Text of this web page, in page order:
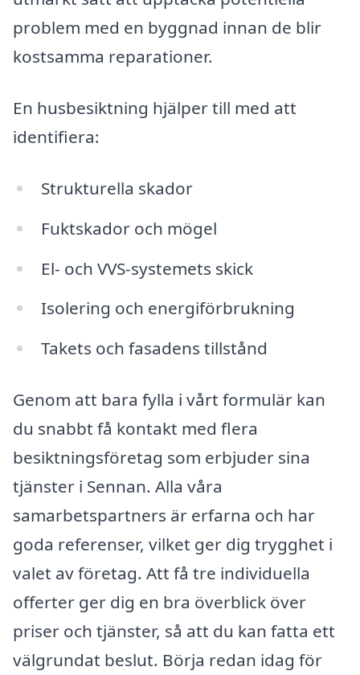
problem med en byggnad innan de blir
kostsamma reparationer.
En husbesiktning hjälper till med att
identifiera:
Strukturella skador
Fuktskador och mögel
El- och VVS-systemets skick
Isolering och energiförbrukning
Takets och fasadens tillstånd
Genom att bara fylla i vårt formulär kan
du snabbt få kontakt med flera
besiktningsföretag som erbjuder sina
tjänster i Sennan. Alla våra
samarbetspartners är erfarna och har
goda referenser, vilket ger dig trygghet i
valet av företag. Att få tre individuella
offerter ger dig en bra överblick över
priser och tjänster, så att du kan fatta ett
välgrundat beslut. Börja redan idag för